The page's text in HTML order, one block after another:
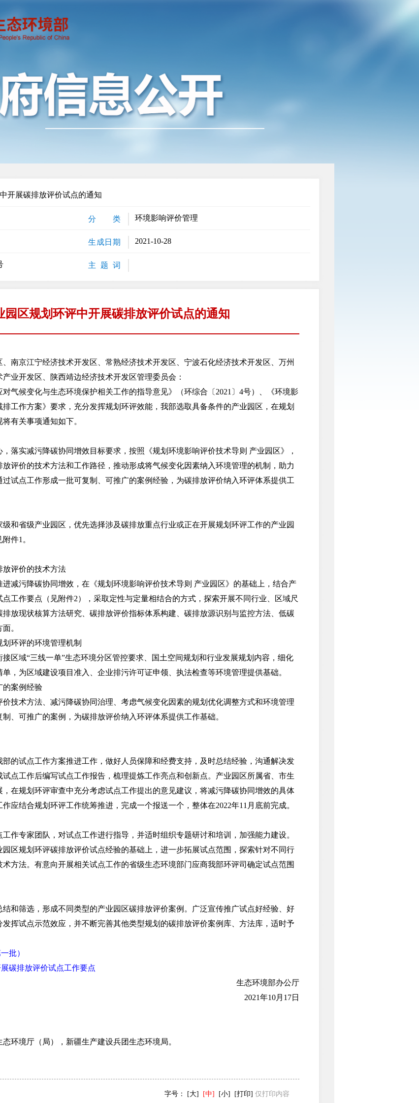
开展碳排放评价试点的通知
分 类 环境影响评价管理
生成日期 2021-10-28
主 题 词
园区规划环评中开展碳排放评价试点的通知
南京江宁经济技术开发区、常熟经济技术开发区、宁波石化经济技术开发区、万州
业开发区、陕西靖边经济技术开发区管理委员会：
候变化与生态环境保护相关工作的指导意见》（环综合〔2021〕4号）、《环境影
工作方案》要求，充分发挥规划环评效能，我部选取具备条件的产业园区，在规划
有关事项通知如下。
实减污降碳协同增效目标要求，按照《规划环境影响评价技术导则 产业园区》，
评价的技术方法和工作路径，推动形成将气候变化因素纳入环境管理的机制，助力
试点工作形成一批可复制、可推广的案例经验，为碳排放评价纳入环评体系提供工
省级产业园区，优先选择涉及碳排放重点行业或正在开展规划环评工作的产业园
件1。
放评价的技术方法
污降碳协同增效，在《规划环境影响评价技术导则 产业园区》的基础上，结合产
工作要点（见附件2），采取定性与定量相结合的方式，探索开展不同行业、区域尺
放现状核算方法研究、碳排放评价指标体系构建、碳排放源识别与监控方法、低碳
。
划环评的环境管理机制
域“三线一单”生态环境分区管控要求、国土空间规划和行业发展规划内容，细化
，为区域建设项目准入、企业排污许可证申领、执法检查等环境管理提供基础。
的案例经验
术方法、减污降碳协同治理、考虑气候变化因素的规划优化调整方式和环境管理
、可推广的案例，为碳排放评价纳入环评体系提供工作基础。
试点工作方案推进工作，做好人员保障和经费支持，及时总结经验，沟通解决发
点工作后编写试点工作报告，梳理提炼工作亮点和创新点。产业园区所属省、市生
在规划环评审查中充分考虑试点工作提出的意见建议，将减污降碳协同增效的具体
应结合规划环评工作统筹推进，完成一个报送一个，整体在2022年11月底前完成。
专家团队，对试点工作进行指导，并适时组织专题研讨和培训，加强能力建设。
区规划环评碳排放评价试点经验的基础上，进一步拓展试点范围，探索针对不同行
方法。有意向开展相关试点工作的省级生态环境部门应商我部环评司确定试点范围
筛选，形成不同类型的产业园区碳排放评价案例。广泛宣传推广试点好经验、好
挥试点示范效应，并不断完善其他类型规划的碳排放评价案例库、方法库，适时予
批）
碳排放评价试点工作要点
生态环境部办公厅
2021年10月17日
境厅（局），新疆生产建设兵团生态环境局。
字号： [大] [中] [小] [打印] 仅打印内容